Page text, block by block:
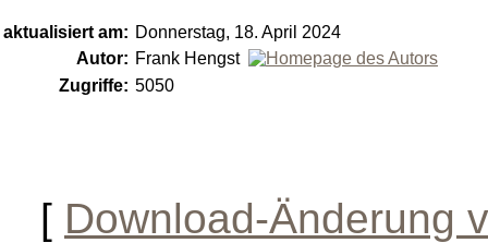
aktualisiert am: Donnerstag, 18. April 2024
Autor: Frank Hengst
Zugriffe: 5050
[ Download-Änderung